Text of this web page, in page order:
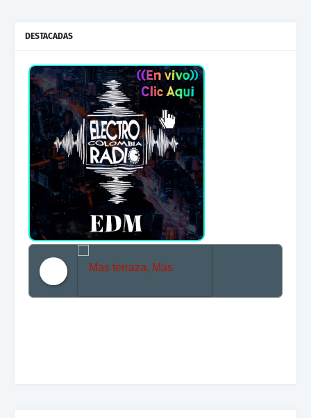
DESTACADAS